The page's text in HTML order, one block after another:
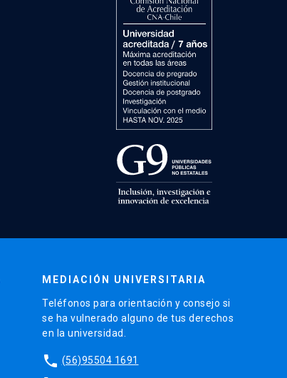
MEDIACIÓN UNIVERSITARIA
Teléfonos para orientación y consejo si
se ha vulnerado alguno de tus derechos
en la universidad.
phone (56)95504 1691